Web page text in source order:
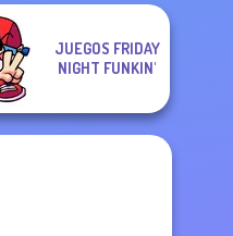
JUEGOS FRIDAY
NIGHT FUNKIN'